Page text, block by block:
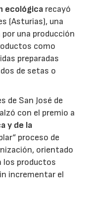
ecológica recayó
(Asturias), una
una producción
como
preparadas
de setas o
de San José de
con el premio a
y de la
proceso de
orientado
los productos
incrementar el